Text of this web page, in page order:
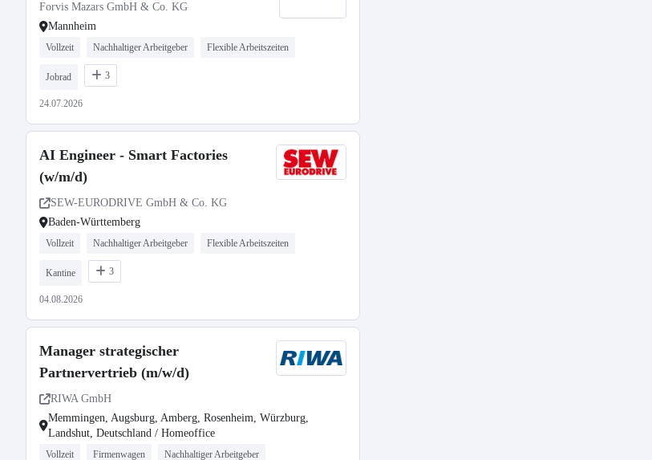
Forvis Mazars GmbH & Co. KG
Mannheim
Vollzeit Nachhaltiger Arbeitgeber Flexible Arbeitszeiten
Jobrad 3
24.07.2026
AI Engineer - Smart Factories
(w/m/d)
SEW-EURODRIVE GmbH & Co. KG
Baden-Württemberg
Vollzeit Nachhaltiger Arbeitgeber Flexible Arbeitszeiten
Kantine 3
04.08.2026
Manager strategischer
Partnervertrieb (m/w/d)
RIWA GmbH
Memmingen, Augsburg, Amberg, Rosenheim, Würzburg,
Landshut, Deutschland / Homeoffice
Vollzeit Firmenwagen Nachhaltiger Arbeitgeber